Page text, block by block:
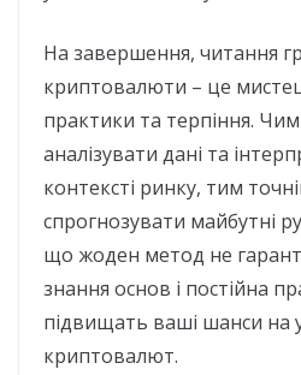
На завершення, читання
криптовалюти – це
практики та терпіння.
аналізувати дані та
контексті ринку, тим
спрогнозувати майбутні
що жоден метод не
знання основ і постійна
підвищать ваші шанси на
криптовалют.